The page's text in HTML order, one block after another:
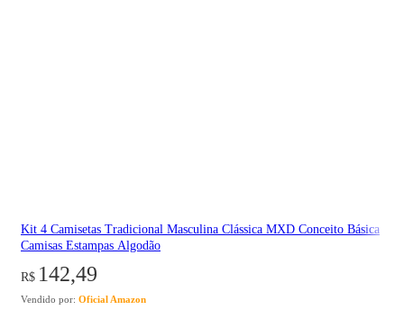
Kit 4 Camisetas Tradicional Masculina Clássica MXD Conceito Básica
Camisas Estampas Algodão
R$ 142,49
Vendido por: Oficial Amazon